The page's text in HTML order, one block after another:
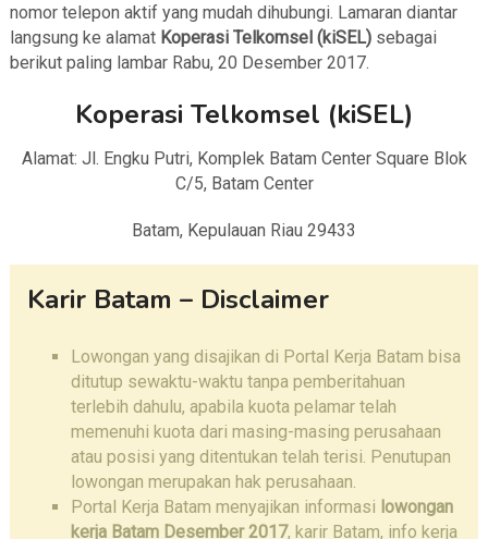
nomor telepon aktif yang mudah dihubungi. Lamaran diantar
langsung ke alamat Koperasi Telkomsel (kiSEL) sebagai
berikut paling lambar Rabu, 20 Desember 2017.
Koperasi Telkomsel (kiSEL)
Alamat: Jl. Engku Putri, Komplek Batam Center Square Blok
C/5, Batam Center
Batam, Kepulauan Riau 29433
Karir Batam – Disclaimer
Lowongan yang disajikan di Portal Kerja Batam bisa
ditutup sewaktu-waktu tanpa pemberitahuan
terlebih dahulu, apabila kuota pelamar telah
memenuhi kuota dari masing-masing perusahaan
atau posisi yang ditentukan telah terisi. Penutupan
lowongan merupakan hak perusahaan.
Portal Kerja Batam menyajikan informasi lowongan
kerja Batam Desember 2017, karir Batam, info kerja